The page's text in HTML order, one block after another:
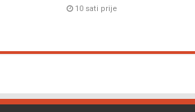
10 sati prije